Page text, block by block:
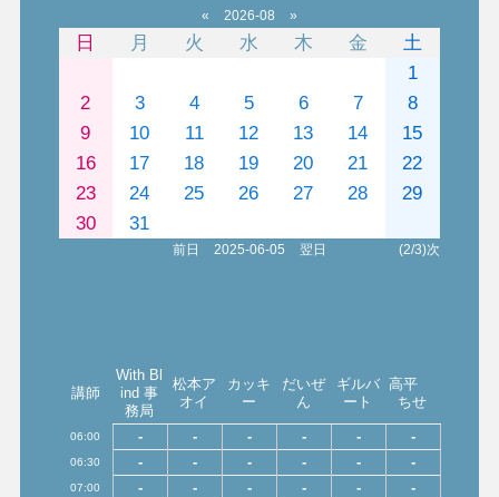
« 2026-08 »
日 月 火 水 木 金
土
1
2
3 4 5 6 7
8
9
10 11 12 13 14
15
16
17 18 19 20 21
22
23
24 25 26 27 28
29
30
31
前日 2025-06-05 翌日 (2/3)次
講師
With Bl
ind 事
務局
松本ア
オイ
カッキ
ー
だいぜ
ん
ギルバ
ート
高平
ちせ
06:00 - - - - - -
06:30 - - - - - -
07:00 - - - - - -